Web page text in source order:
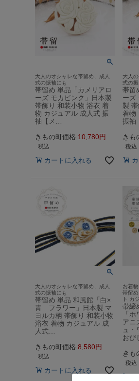
大人のオシャレな帯留め、成人
式の振袖にも
帯留め 単品「カメリアロ
ーズ モカピンク」日本製
帯飾り 和装小物 浴衣 着
物 カジュアル 成人式 振
袖【メ…
きもの町価格 10,780
税込
カートに入れる
大人
式の
帯留
ーズ
製
着物
振袖
きも
税込
大人のオシャレな帯留め、成人
式の振袖にも
帯留め 単品 和風館「白×
青 フラワー」日本製 マ
ヨルカ柄 帯飾り 和装小物
浴衣 着物 カジュアル 成
人式…
きもの町価格 8,580
税込
カートに入れる
お着
帯留
ト カ
帯締
「
アニ
ュ
おび
きも
税込